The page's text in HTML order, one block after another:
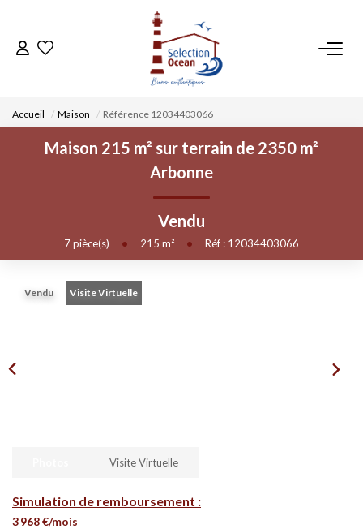
ACCUEIL
NOS BIENS
VENDRE UN BIEN
DÉPOSEZ VOTRE RECHERCHE
Accueil Maison Référence 12034403066
Maison 215 m² sur terrain de 2350 m²
Arbonne
Vendu
7pièce(s) • 215 m² • Réf : 12034403066
Vendu Visite Virtuelle
Simulation de remboursement :
3 968 €/mois
Visite Virtuelle